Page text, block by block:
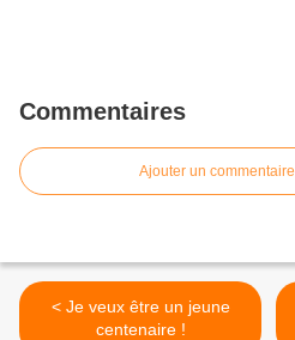
Commentaires
Ajouter un commentaire
< Je veux être un jeune
centenaire !